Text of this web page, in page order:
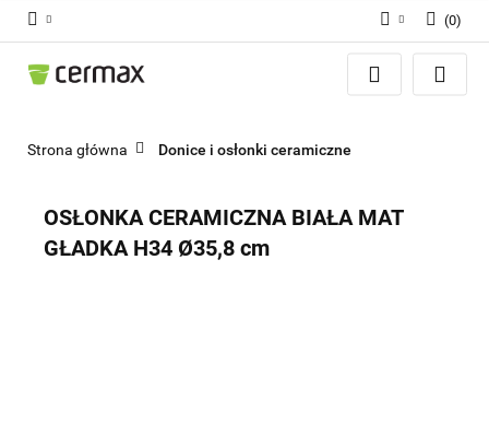
Zaloguj się
(0)
Strona główna Donice i osłonki ceramiczne
OSŁONKA CERAMICZNA BIAŁA MAT
GŁADKA H34 Ø35,8 cm